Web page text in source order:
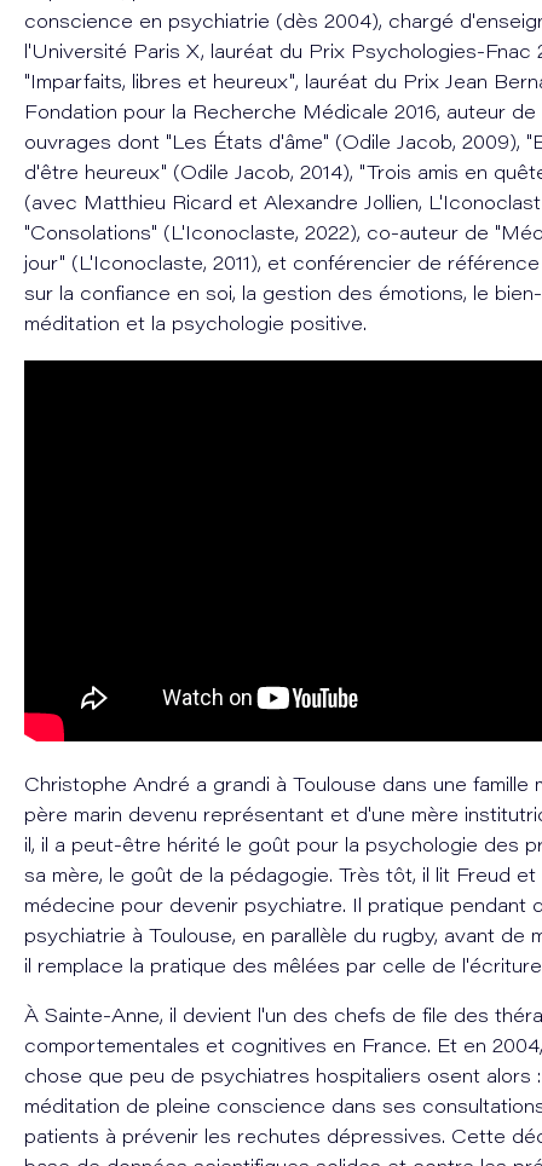
conscience en psychiatrie (dès 2004), chargé
l'Université Paris X, lauréat du Prix Psychologies-Fnac
"Imparfaits, libres et heureux", lauréat du Prix Jean
Fondation pour la Recherche Médicale 2016, auteur de
ouvrages dont "Les États d'âme" (Odile Jacob, 2009),
d'être heureux" (Odile Jacob, 2014), "Trois amis en
(avec Matthieu Ricard et Alexandre Jollien,
"Consolations" (L'Iconoclaste, 2022), co-auteur de
jour" (L'Iconoclaste, 2011), et conférencier de
sur la confiance en soi, la gestion des émotions, le
méditation et la psychologie positive.
Christophe André a grandi à Toulouse dans une famille
père marin devenu représentant et d'une mère
il, il a peut-être hérité le goût pour la psychologie des
sa mère, le goût de la pédagogie. Très tôt, il lit Freud
médecine pour devenir psychiatre. Il pratique pendant
psychiatrie à Toulouse, en parallèle du rugby, avant de
il remplace la pratique des mêlées par celle de
À Sainte-Anne, il devient l'un des chefs de file des
comportementales et cognitives en France. Et en
chose que peu de psychiatres hospitaliers osent alors
méditation de pleine conscience dans ses
patients à prévenir les rechutes dépressives. Cette